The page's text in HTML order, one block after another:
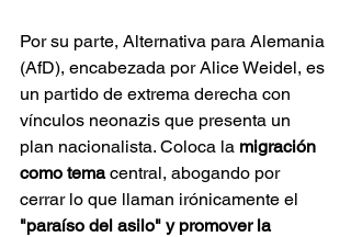
Por su parte, Alternativa para Alemania
(AfD), encabezada por Alice Weidel, es
un partido de extrema derecha con
vínculos neonazis que presenta un
plan nacionalista. Coloca la migración
como tema central, abogando por
cerrar lo que llaman irónicamente el
"paraíso del asilo" y promover la